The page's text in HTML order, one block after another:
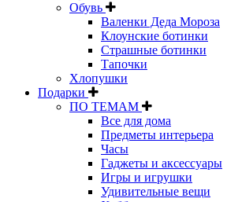
Обувь
Валенки Деда Мороза
Клоунские ботинки
Страшные ботинки
Тапочки
Хлопушки
Подарки
ПО ТЕМАМ
Все для дома
Предметы интерьера
Часы
Гаджеты и аксессуары
Игры и игрушки
Удивительные вещи